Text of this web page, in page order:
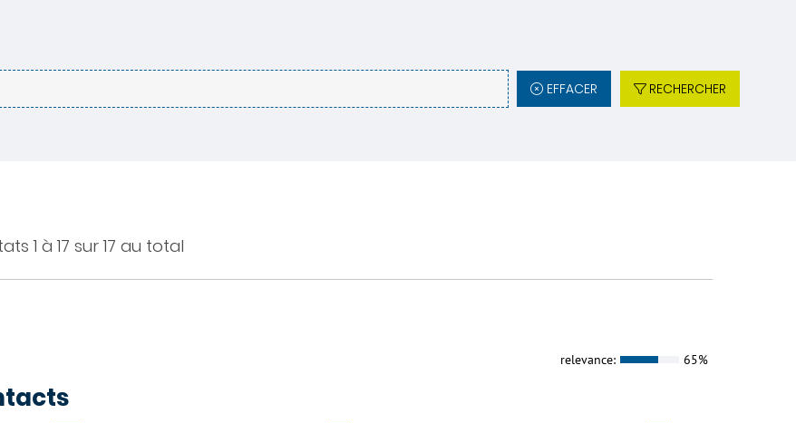
EFFACER RECHERCHER
1 à 17 sur 17 au total
relevance: 65%